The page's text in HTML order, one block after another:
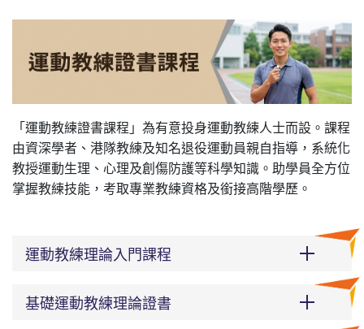
「運動教練證書課程」為有意投身運動教練人士而設。課程
由資深學者、港隊教練及知名退役運動員親自指導，系統化
教授運動生理、心理及創傷防護等科學知識。助學員全方位
掌握教練技能，考取專業教練資格及銜接高階學歷。
運動教練理論入門課程
基礎運動教練理論證書